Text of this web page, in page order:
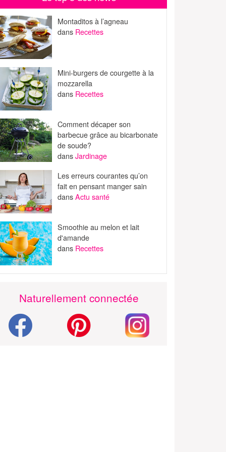
Montaditos à l’agneau
dans Recettes
Mini-burgers de courgette à la
mozzarella
dans Recettes
Comment décaper son
barbecue grâce au bicarbonate
de soude?
dansJardinage
Les erreurs courantes qu’on
fait en pensant manger sain
dansActu santé
Smoothie au melon et lait
d'amande
dans Recettes
Naturellement connectée